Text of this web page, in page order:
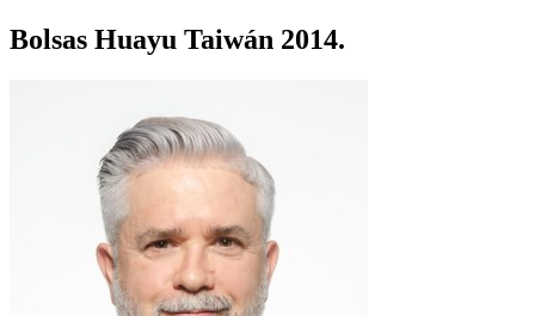
Bolsas Huayu Taiwán 2014.